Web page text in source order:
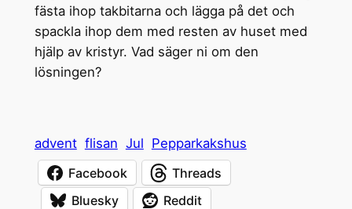
fästa ihop takbitarna och lägga på det och
spackla ihop dem med resten av huset med
hjälp av kristyr. Vad säger ni om den
lösningen?
advent flisan Jul Pepparkakshus
Facebook
Threads
Bluesky
Reddit